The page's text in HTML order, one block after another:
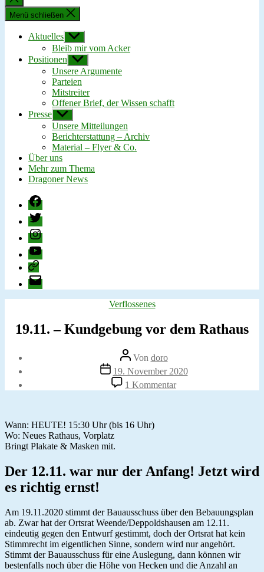
schließen
Menü schließen
Aktuelles Untermenü
anzeigen
Bleib mir vom Acker
Positionen Untermenü
anzeigen
Unsere Argumente
Parteien
Mitstreiter
Offener Brief, der Wissen schafft
Presse Untermenü
anzeigen
Unsere Mitteilungen
Berichterstattung – Archiv
Material – Flyer & Co.
Über uns
Mehr zum Thema
Dragoner News
Facebook
Twitter
Instagram
YouTube
change.org
E-
Mail
Kategorien
Verflossenes
19.11. – Kundgebung vor dem Rathaus
Beitragsautor
Von doro
Veröffentlichungsdatum
19. November 2020
1 Kommentarzu
19.11.
Wann: HEUTE! 15:30 Uhr (bis 16 Uhr)
Wo: Neues Rathaus, Vorplatz
Bringt Plakate & Masken mit.
Der 12.11. war nur der Anfang! Jetzt wird
es richtig ernst!
Am 19.11.2020 stimmt der Bauausschuss über den Bebauungsplan
ab. Zwar hat der Ortsrat Weende/Deppoldshausen am 12.11.
eindeutig gegen den Entwurf gestimmt, doch der Ortsrat hat kein
Stimmrecht im eigentlichen Sinne, sondern wird nur angehört.
Stimmt der Bauausschuss für eine Auslegung, dann können wir
bestenfalls noch über die Höhe von Hecken und die Anzahl an